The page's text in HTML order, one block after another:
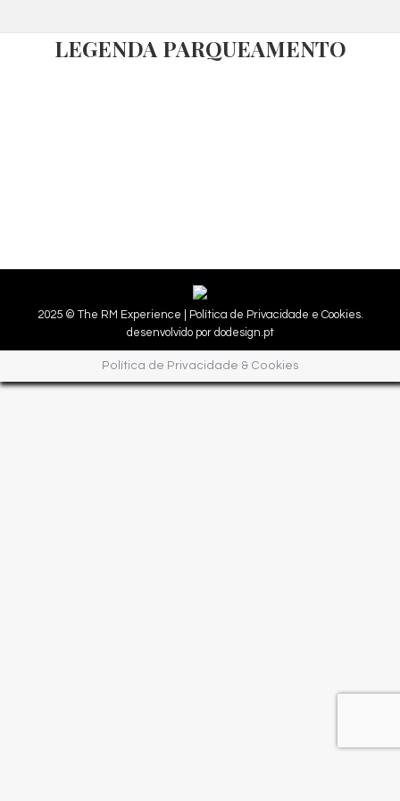
LEGENDA PARQUEAMENTO
2025 © The RM Experience |
Política de Privacidade e Cookies.
desenvolvido por dodesign.pt
Política de Privacidade & Cookies